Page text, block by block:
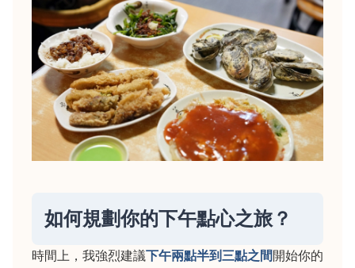
如何規劃你的下午點心之旅？
時間上，我強烈建議下午兩點半到三點之間開始你的